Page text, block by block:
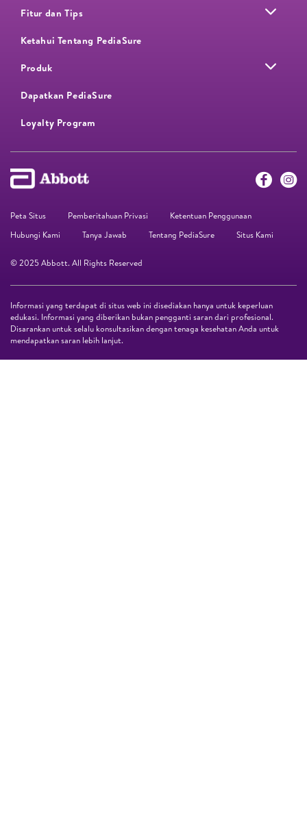
Fitur dan Tips
Ketahui Tentang PediaSure
Produk
Dapatkan PediaSure
Loyalty Program​
Peta Situs Pemberitahuan Privasi
Ketentuan Penggunaan
Hubungi Kami
Tanya Jawab Tentang PediaSure Situs Kami
© 2025 Abbott. All Rights Reserved
Informasi yang terdapat di situs web ini disediakan hanya untuk keperluan
edukasi. Informasi yang diberikan bukan pengganti saran dari profesional.
Disarankan untuk selalu konsultasikan dengan tenaga kesehatan Anda untuk
mendapatkan saran lebih lanjut.